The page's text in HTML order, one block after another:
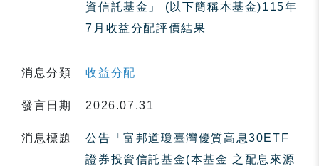
資信託基金」 (以下簡稱本基金)115年
7月收益分配評價結果
消息分類 收益分配
發言日期 2026.07.31
消息標題
公告「富邦道瓊臺灣優質高息30ETF
證券投資信託基金(本基金 之配息來源